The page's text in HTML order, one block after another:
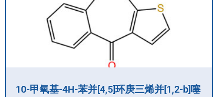
10-甲氧基-4H-苯并[4,5]环庚三烯并[1,2-b]噻